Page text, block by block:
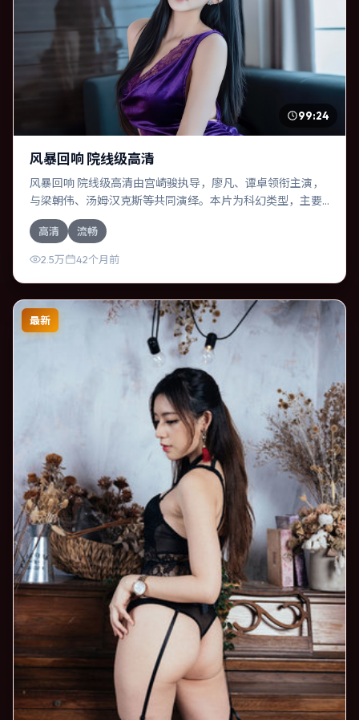
99:24
风暴回响 院线级高清
风暴回响 院线级高清由宫崎骏执导，廖凡、谭卓领衔主演，
与梁朝伟、汤姆·汉克斯等共同演绎。本片为科幻类型，主要
班底与取景来自印度。人工智能介入司法审判，人性边界遭
遇拷问。影片整体气质冷峻，节奏紧凑，人物动机清晰，适
合喜欢强情节与细腻表演的观众。
高清 流畅
2.5万 42个月前
最新